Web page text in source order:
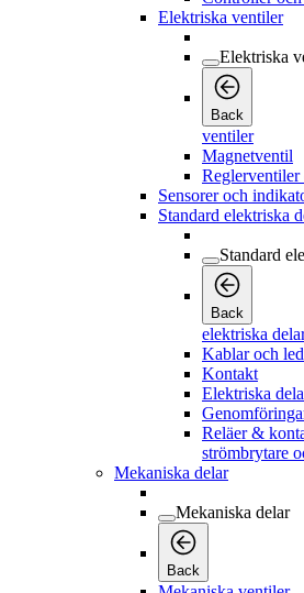
Elektriska ventiler
Elektriska
Back
ventiler
Magnetventil
Reglerventiler
Sensorer och
Standard elektriska
Standard
Back
elektriska
Kablar och
Kontakt
Elektriska
Reläer &
strömbrytare
Mekaniska delar
Mekaniska delar
Back